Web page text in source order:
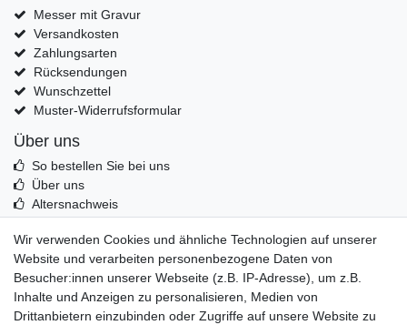
Messer mit Gravur
Versandkosten
Zahlungsarten
Rücksendungen
Wunschzettel
Muster-Widerrufsformular
Über uns
So bestellen Sie bei uns
Über uns
Altersnachweis
Echtheit von Kundenbewertungen
Messer Info Forum
Messer schärfen
Messerhersteller
Wir verwenden Cookies und ähnliche Technologien auf unserer
Website und verarbeiten personenbezogene Daten von
Besucher:innen unserer Webseite (z.B. IP-Adresse), um z.B.
Inhalte und Anzeigen zu personalisieren, Medien von
Drittanbietern einzubinden oder Zugriffe auf unsere Website zu